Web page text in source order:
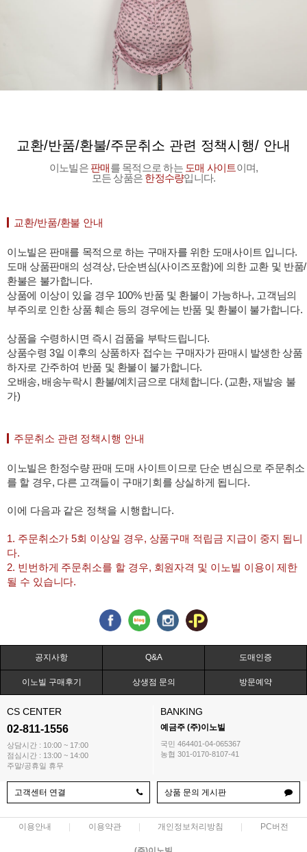
교환/반품/환불/주문취소 관련 정책시행/ 안내
이노빌은 판매를 목적으로 하는 도매 사이트이며,
모든 상품은 한정수량입니다.
교환/반품/환불 안내
이노빌은 판매를 목적으로 하는 구매자를 위한 도매사이트 입니다.
도매 상품판매의 성격상, 단순변심(사이즈포함)에 의한 교환 및 반품/
환불은 불가합니다.
상품에 이상이 있을 경우 100% 반품 및 환불이 가능하나, 고객님의
부주의로 인한 상품 훼손 등의 경우에는 반품 및 환불이 불가합니다.
상품을 수령하시면 즉시 검품을 부탁드립니다.
상품수령 3일 이후의 상품하자 접수는 구매자가 판매시 발생한 상품
하자로 간주하여 반품 및 환불이 불가합니다.
오배송, 배송누락시 환불/예치금으로 대체합니다. (교환, 재발송 불
가)
주문취소 관련 정책시행 안내
이노빌은 한정수량 판매 도매 사이트이므로 단순 변심으로 주문취소
를 할 경우, 다른 고객들이 구매기회를 상실하게 됩니다.
이에 다음과 같은 정책을 시행합니다.
1. 주문취소가 5회 이상일 경우, 상품구매 적립금 지급이 중지 됩니
다.
2. 빈번하게 주문취소를 할 경우, 회원자격 및 이노빌 이용이 제한
될 수 있습니다.
공지사항 Q&A 도매인증
이노빌 구매후기 상생점 문의 방문예약
CS CENTER
02-811-1556
상담시간 : 10:00 ~ 17:00
점심시간 : 13:00 ~ 14:00
주말/공휴일 휴무
BANKING
예금주 (주)이노빌
국민 464401-04-065367
농협 301-0170-8107-41
고객센터 연결 상품 문의 게시판
이용안내 이용약관 개인정보처리방침 PC버전